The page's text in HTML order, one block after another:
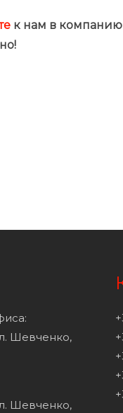
к нам в компанию
Шевченко,
Шевченко,